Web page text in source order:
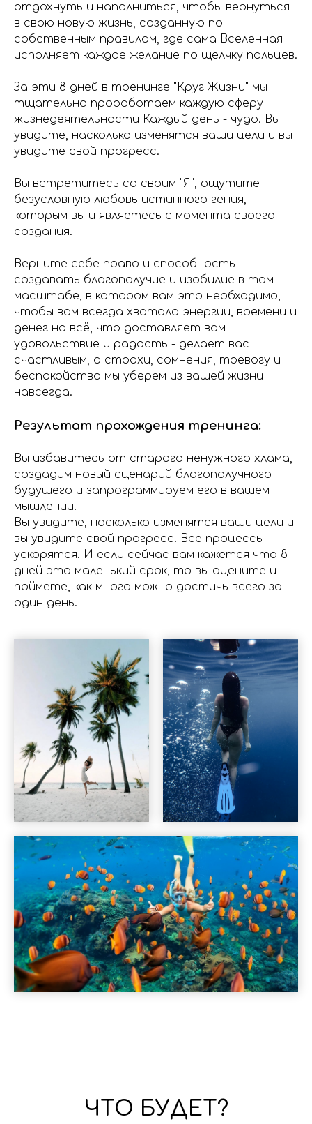
отдохнуть и наполниться, чтобы вернуться
в свою новую жизнь, созданную по
собственным правилам, где сама Вселенная
исполняет каждое желание по щелчку пальцев.
За эти 8 дней в тренинге "Круг Жизни" мы
тщательно проработаем каждую сферу
жизнедеятельности Каждый день - чудо. Вы
увидите, насколько изменятся ваши цели и вы
увидите свой прогресс.
Вы встретитесь со своим "Я", ощутите
безусловную любовь истинного гения,
которым вы и являетесь с момента своего
создания.
Верните себе право и способность
создавать благополучие и изобилие в том
масштабе, в котором вам это необходимо,
чтобы вам всегда хватало энергии, времени и
денег на всё, что доставляет вам
удовольствие и радость - делает вас
счастливым, а страхи, сомнения, тревогу и
беспокойство мы уберем из вашей жизни
навсегда.
Результат прохождения тренинга:
Вы избавитесь от старого ненужного хлама,
создадим новый сценарий благополучного
будущего и запрограммируем его в вашем
мышлении.
Вы увидите, насколько изменятся ваши цели и
вы увидите свой прогресс. Все процессы
ускорятся. И если сейчас вам кажется что 8
дней это маленький срок, то вы оцените и
поймете, как много можно достичь всего за
один день.
ЧТО БУДЕТ?